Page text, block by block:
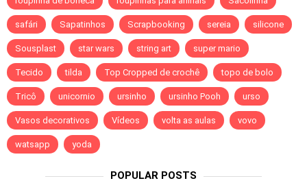
safári Sapatinhos Scrapbooking sereia silicone
Sousplast star wars string art super mario
Tecido tilda Top Cropped de crochê topo de bolo
Tricô unicornio ursinho ursinho Pooh urso
Vasos decorativos Vídeos volta as aulas vovo
watsapp yoda
POPULAR POSTS